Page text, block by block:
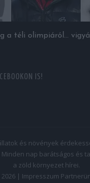
a téli olimpiáról…
IS!
és növények
nap barátságos és
a zöld környezet hírei.
| Impresszum